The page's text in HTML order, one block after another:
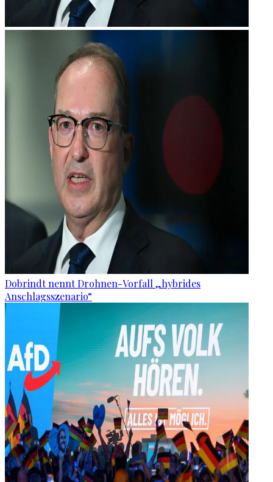
Dobrindt nennt Drohnen-Vorfall „hybrides
Anschlagsszenario“